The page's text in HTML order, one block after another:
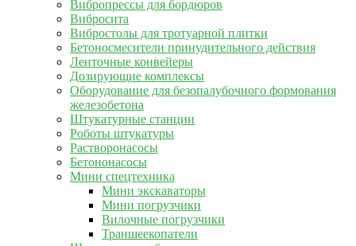
Вибропрессы для бордюров
Вибросита
Вибростолы для тротуарной плитки
Бетоносмесители принудительного действия
Ленточные конвейеры
Дозирующие комплексы
Оборудование для безопалубочного формования
железобетона
Штукатурные станции
Роботы штукатуры
Растворонасосы
Бетононасосы
Мини спецтехника
Мини экскаваторы
Мини погрузчики
Вилочные погрузчики
Траншеекопатели